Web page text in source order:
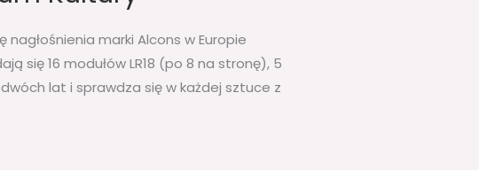
marki Alcons w Europie
się 16 modułów LR18 (po 8 na stronę), 5
lat i sprawdza się w każdej sztuce z